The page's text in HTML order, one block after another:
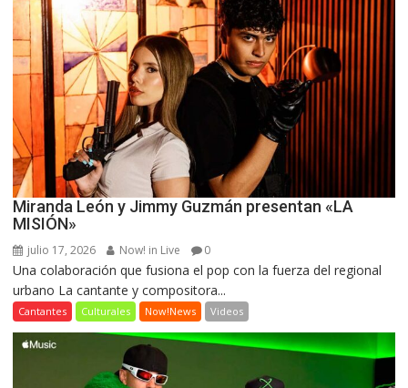
Miranda León y Jimmy Guzmán presentan «LA
MISIÓN»
julio 17, 2026 Now! in Live 0
Una colaboración que fusiona el pop con la fuerza del regional
urbano La cantante y compositora...
Cantantes Culturales Now!News Videos